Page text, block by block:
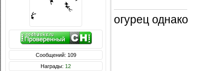
Сообщений: 109
Награды: 12
огурец однако